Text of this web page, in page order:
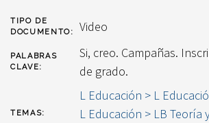
TIPO DE
DOCUMENTO:
Video
PALABRAS
CLAVE:
Si, creo. Campañas.
de grado.
TEMAS:
L Educación > L
L Educación > LB Teoría